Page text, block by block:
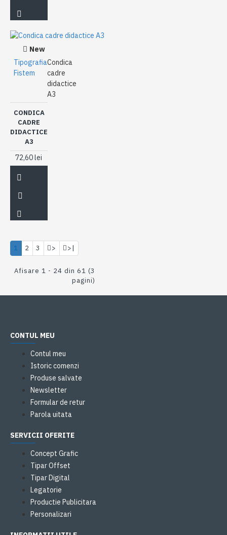
New
Tipografia
Fistem
Condica
cadre
didactice
A3
CONDICA
CADRE
DIDACTICE
A3
72,60 lei
1 2 3 > >|
Afisare 1 - 24 din 61 (3
pagini)
CONTUL MEU
Contul meu
Istoric comenzi
Produse salvate
Newsletter
Formular de retur
Parola uitata
SERVICII OFERITE
Concept Grafic
Tipar Offset
Tipar Digital
Legatorie
Productie Publicitara
Personalizari